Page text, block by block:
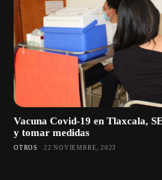
Vacuna Covid-19 en Tlaxcala,
y tomar medidas
OTROS 22 NOVIEMBRE, 2023